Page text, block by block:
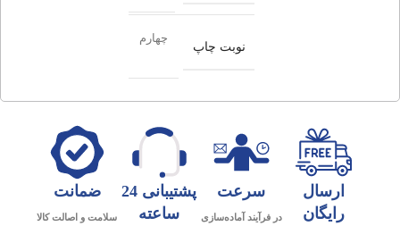
نوبت چاپ
چهارم
ارسال
رایگان
سرعت
در فرآیند آماده‌سازی
پشتیبانی 24
ساعته
ضمانت
سلامت و اصالت کالا